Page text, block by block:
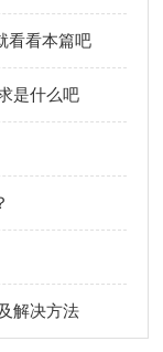
看看本篇吧
是什么吧
解决方法